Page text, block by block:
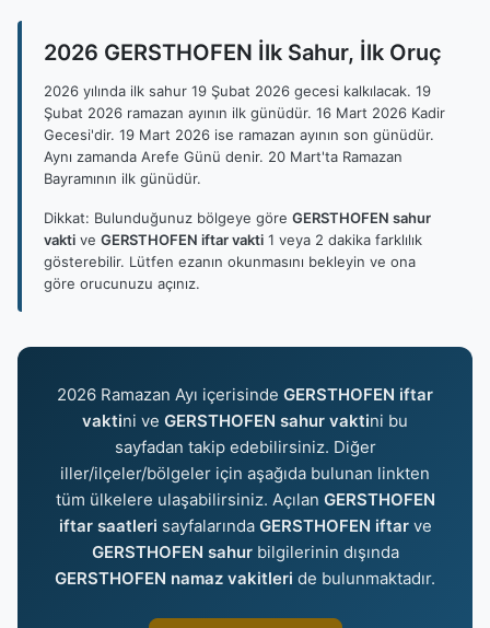
2026 GERSTHOFEN İlk Sahur, İlk Oruç
2026 yılında ilk sahur 19 Şubat 2026 gecesi kalkılacak. 19
Şubat 2026 ramazan ayının ilk günüdür. 16 Mart 2026 Kadir
Gecesi'dir. 19 Mart 2026 ise ramazan ayının son günüdür.
Aynı zamanda Arefe Günü denir. 20 Mart'ta Ramazan
Bayramının ilk günüdür.
Dikkat: Bulunduğunuz bölgeye göre GERSTHOFEN sahur
vakti ve GERSTHOFEN iftar vakti 1 veya 2 dakika farklılık
gösterebilir. Lütfen ezanın okunmasını bekleyin ve ona
göre orucunuzu açınız.
2026 Ramazan Ayı içerisinde GERSTHOFEN iftar
vaktini ve GERSTHOFEN sahur vaktini bu
sayfadan takip edebilirsiniz. Diğer
iller/ilçeler/bölgeler için aşağıda bulunan linkten
tüm ülkelere ulaşabilirsiniz. Açılan GERSTHOFEN
iftar saatleri sayfalarında GERSTHOFEN iftarve
GERSTHOFEN sahurbilgilerinin dışında
GERSTHOFEN namaz vakitleri de bulunmaktadır.